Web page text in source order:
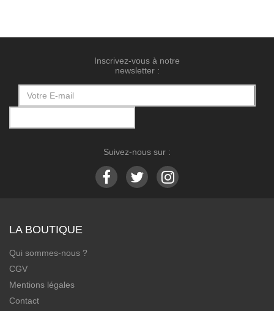
Inscrivez-vous à notre
newsletter :
Suivez-nous sur :
LA BOUTIQUE
Qui sommes-nous ?
CGV
Mentions légales
Contact